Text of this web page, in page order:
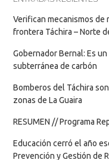
Verifican mecanismos de
frontera Táchira – Norte
Gobernador Bernal: Es
subterránea de carbón
Bomberos del Táchira
zonas de La Guaira
RESUMEN // Programa
Educación cerró el año
Prevención y Gestión de